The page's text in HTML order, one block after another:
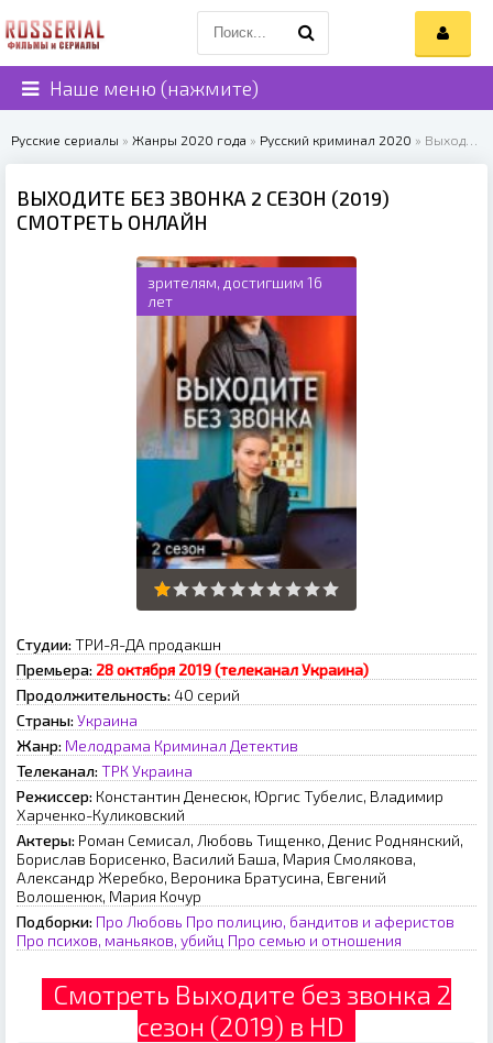
Наше меню (нажмите)
Русские сериалы » Жанры 2020 года » Русский криминал 2020 » Выходите без звонка 2 сезон (2019)
ВЫХОДИТЕ БЕЗ ЗВОНКА 2 СЕЗОН (2019)
СМОТРЕТЬ ОНЛАЙН
зрителям, достигшим 16
лет
Студии: ТРИ-Я-ДА продакшн
Премьера: 28 октября 2019 (телеканал Украина)
Продолжительность: 40 серий
Страны: Украина
Жанр: Мелодрама Криминал Детектив
Телеканал: ТРК Украина
Режиссер: Константин Денесюк, Юргис Тубелис, Владимир
Харченко-Куликовский
Актеры: Роман Семисал, Любовь Тищенко, Денис Роднянский,
Борислав Борисенко, Василий Баша, Мария Смолякова,
Александр Жеребко, Вероника Братусина, Евгений
Волошенюк, Мария Кочур
Подборки: Про Любовь Про полицию, бандитов и аферистов
Про психов, маньяков, убийц Про семью и отношения
Смотреть Выходите без звонка 2
сезон (2019) в HD